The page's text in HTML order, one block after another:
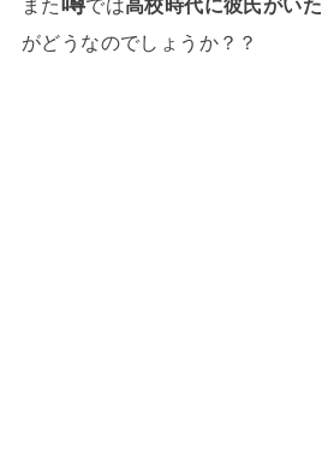
また では高校時代に彼氏がいた
がどうなのでしょうか？？